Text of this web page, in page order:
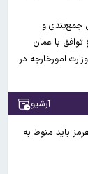
جمع‌بندی و
با عمان
امورخارجه در
آرشیو
باید منوط به